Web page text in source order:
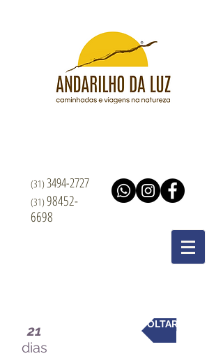
(31)3494-2727
(31)98452-
6698
21
dias
VOLTAR